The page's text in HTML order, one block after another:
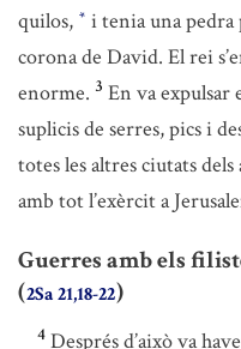
quilos, * i tenia una pedra
corona de David. El rei
enorme. 3 En va expulsar
suplicis de serres, pics i
totes les altres ciutats
amb tot l’exèrcit a
Guerres amb els
(2Sa 21,18-22)
4 Després d’això va